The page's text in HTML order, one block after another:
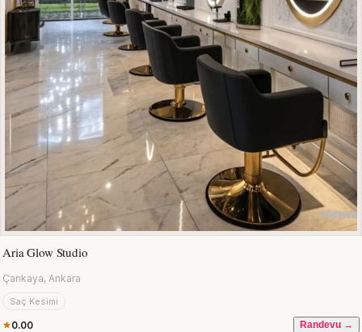
Aria Glow Studio
Çankaya, Ankara
Saç Kesimi
0.00 Randevu →